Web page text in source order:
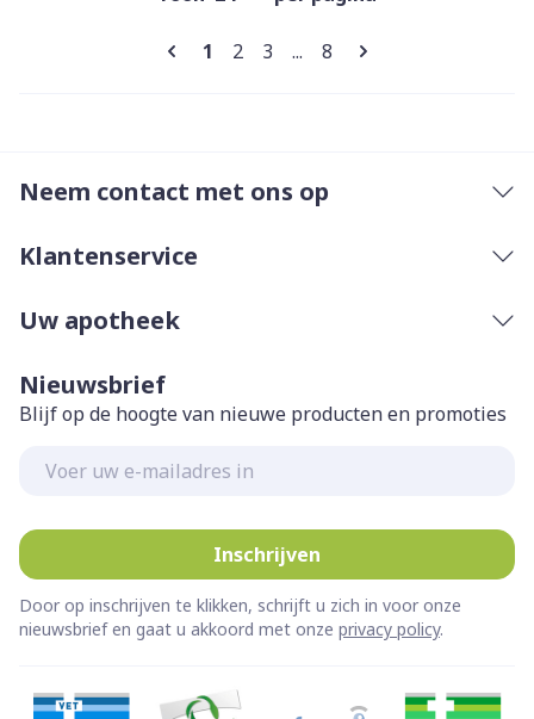
Pagina's
U lees momenteel pagina
1 Pagina
2 Pagina
3 ... Pagina
8
Neem contact met ons op
Klantenservice
Uw apotheek
Nieuwsbrief
Blijf op de hoogte van nieuwe producten en promoties
Inschrijven
Door op inschrijven te klikken, schrijft u zich in voor onze
nieuwsbrief en gaat u akkoord met onze privacy policy.